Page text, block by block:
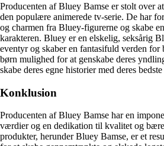
Producenten af Bluey Bamse er stolt over
den populære animerede tv-serie. De har
og charmen fra Bluey-figurerne og skabe
karakteren. Bluey er en elskelig, seksårig
eventyr og skaber en fantasifuld verden
børn mulighed for at genskabe deres
skabe deres egne historier med deres
Konklusion
Producenten af Bluey Bamse har en
værdier og en dedikation til kvalitet og
produkter, herunder Bluey Bamse, er et